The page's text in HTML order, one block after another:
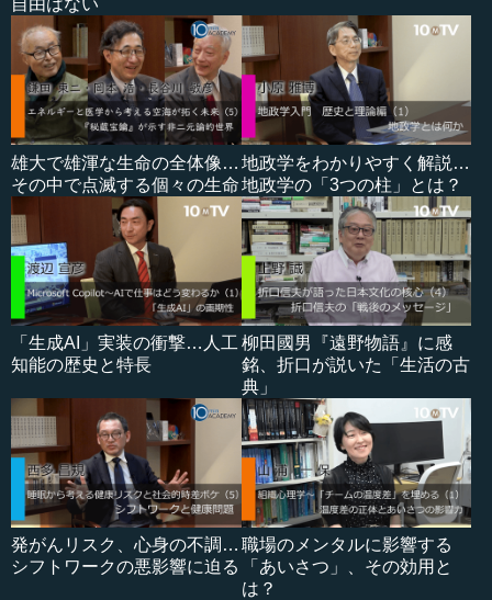
自由はない
雄大で雄渾な生命の全体像…
その中で点滅する個々の生命
地政学をわかりやすく解説…
地政学の「3つの柱」とは？
「生成AI」実装の衝撃…人工
知能の歴史と特長
柳田國男『遠野物語』に感
銘、折口が説いた「生活の古
典」
発がんリスク、心身の不調…
シフトワークの悪影響に迫る
職場のメンタルに影響する
「あいさつ」、その効用と
は？